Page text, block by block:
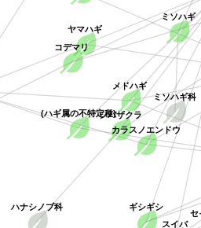
ヤマハギ
メドハギ
カラスノエンドウ
ギシギシ
コデマリ
セ
ミソハギ科
ミソハギ
ハナシノブ科
シバザクラ
(ハギ属の不特定種)